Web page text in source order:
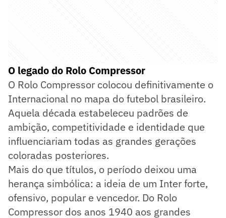
O legado do Rolo Compressor
O Rolo Compressor colocou definitivamente o
Internacional no mapa do futebol brasileiro.
Aquela década estabeleceu padrões de
ambição, competitividade e identidade que
influenciariam todas as grandes gerações
coloradas posteriores.
Mais do que títulos, o período deixou uma
herança simbólica: a ideia de um Inter forte,
ofensivo, popular e vencedor. Do Rolo
Compressor dos anos 1940 aos grandes